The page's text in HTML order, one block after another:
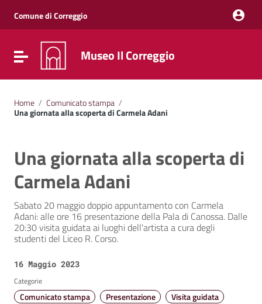
Vai al menu di navigazione
Vai al footer
Comune di Correggio
Attiva / disattiva la navigazione
Museo Il Correggio
Home / Comunicato stampa /
Una giornata alla scoperta di Carmela Adani
Una giornata alla scoperta di
Carmela Adani
Sabato 20 maggio doppio appuntamento con Carmela
Adani: alle ore 16 presentazione della Pala di Canossa. Dalle
20:30 visita guidata ai luoghi dell'artista a cura degli
studenti del Liceo R. Corso.
Data:
16 Maggio 2023
Categorie
Comunicato stampa Presentazione Visita guidata